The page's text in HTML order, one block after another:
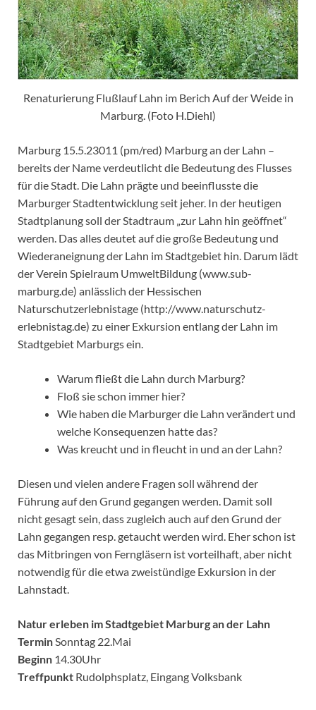
Renaturierung Flußlauf Lahn im Berich Auf der Weide in
Marburg. (Foto H.Diehl)
Marburg 15.5.23011 (pm/red) Marburg an der Lahn –
bereits der Name verdeutlicht die Bedeutung des Flusses
für die Stadt. Die Lahn prägte und beeinflusste die
Marburger Stadtentwicklung seit jeher. In der heutigen
Stadtplanung soll der Stadtraum „zur Lahn hin geöffnet“
werden. Das alles deutet auf die große Bedeutung und
Wiederaneignung der Lahn im Stadtgebiet hin. Darum lädt
der Verein Spielraum UmweltBildung (www.sub-
marburg.de) anlässlich der Hessischen
Naturschutzerlebnistage (http://www.naturschutz-
erlebnistag.de) zu einer Exkursion entlang der Lahn im
Stadtgebiet Marburgs ein.
Warum fließt die Lahn durch Marburg?
Floß sie schon immer hier?
Wie haben die Marburger die Lahn verändert und
welche Konsequenzen hatte das?
Was kreucht und in fleucht in und an der Lahn?
Diesen und vielen andere Fragen soll während der
Führung auf den Grund gegangen werden. Damit soll
nicht gesagt sein, dass zugleich auch auf den Grund der
Lahn gegangen resp. getaucht werden wird. Eher schon ist
das Mitbringen von Ferngläsern ist vorteilhaft, aber nicht
notwendig für die etwa zweistündige Exkursion in der
Lahnstadt.
Natur erleben im Stadtgebiet Marburg an der Lahn
TerminSonntag 22.Mai
Beginn 14.30Uhr
Treffpunkt Rudolphsplatz, Eingang Volksbank